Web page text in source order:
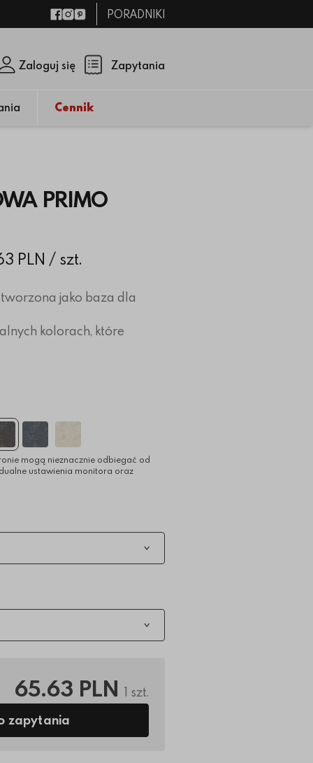
Facebook
Instagram
PinterestPORADNIKI
Zapytania
(pusty)
Zaloguj się
Cennik
PRIMO
PLN / szt.
jako baza dla
kolorach, które
mogą nieznacznie odbiegać od
ustawienia monitora oraz
65.63 PLN 1 szt.
zapytania